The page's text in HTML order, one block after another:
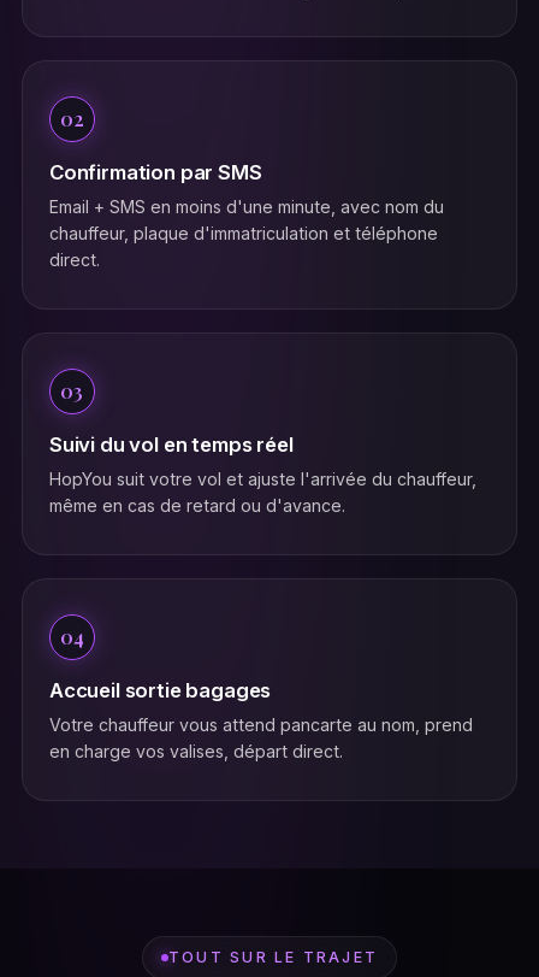
02
Confirmation par SMS
Email + SMS en moins d'une minute, avec nom du
chauffeur, plaque d'immatriculation et téléphone
direct.
03
Suivi du vol en temps réel
HopYou suit votre vol et ajuste l'arrivée du chauffeur,
même en cas de retard ou d'avance.
04
Accueil sortie bagages
Votre chauffeur vous attend pancarte au nom, prend
en charge vos valises, départ direct.
TOUT SUR LE TRAJET